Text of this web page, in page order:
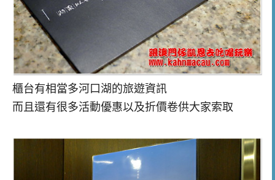
櫃台有相當多河口湖的旅遊資訊
而且還有很多活動優惠以及折價卷供大家索取